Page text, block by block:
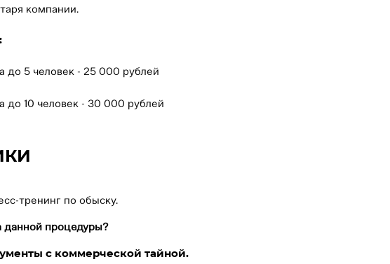
компании.
до 5 человек - 25 000 рублей
до 10 человек - 30 000 рублей
тренинг по обыску.
данной процедуры?
с коммерческой тайной.⠀